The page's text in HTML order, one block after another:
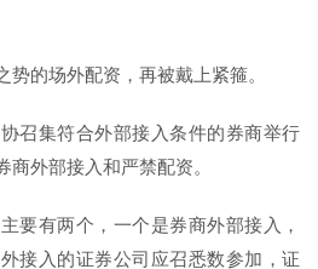
势的场外配资，再被戴上紧箍。
召集符合外部接入条件的券商举行
外部接入和严禁配资。
要有两个，一个是券商外部接入，
接入的证券公司应召悉数参加，证